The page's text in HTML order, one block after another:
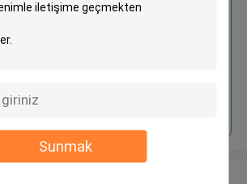
Sunmak
for manhole
et